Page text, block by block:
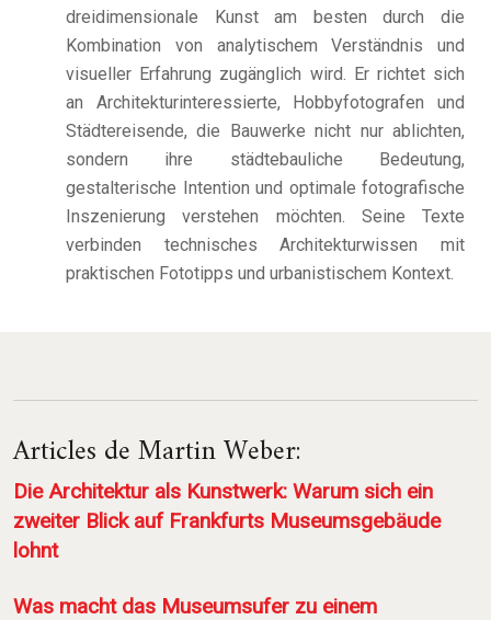
dreidimensionale Kunst am besten durch die
Kombination von analytischem Verständnis und
visueller Erfahrung zugänglich wird. Er richtet sich
an Architekturinteressierte, Hobbyfotografen und
Städtereisende, die Bauwerke nicht nur ablichten,
sondern ihre städtebauliche Bedeutung,
gestalterische Intention und optimale fotografische
Inszenierung verstehen möchten. Seine Texte
verbinden technisches Architekturwissen mit
praktischen Fototipps und urbanistischem Kontext.
Articles de Martin Weber:
Die Architektur als Kunstwerk: Warum sich ein
zweiter Blick auf Frankfurts Museumsgebäude
lohnt
Was macht das Museumsufer zu einem